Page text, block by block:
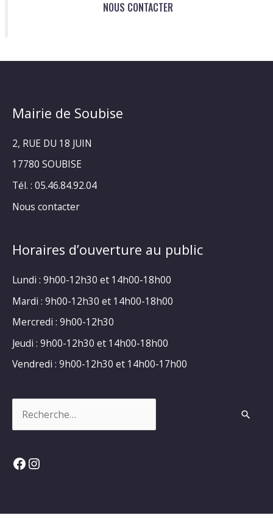
NOUS CONTACTER
Mairie de Soubise
2, RUE DU 18 JUIN
17780 SOUBISE
Tél. : 05.46.84.92.04
Nous contacter
Horaires d’ouverture au public
Lundi : 9h00-12h30 et 14h00-18h00
Mardi : 9h00-12h30 et 14h00-18h00
Mercredi : 9h00-12h30
Jeudi : 9h00-12h30 et 14h00-18h00
Vendredi : 9h00-12h30 et 14h00-17h00
Facebook
Instagram